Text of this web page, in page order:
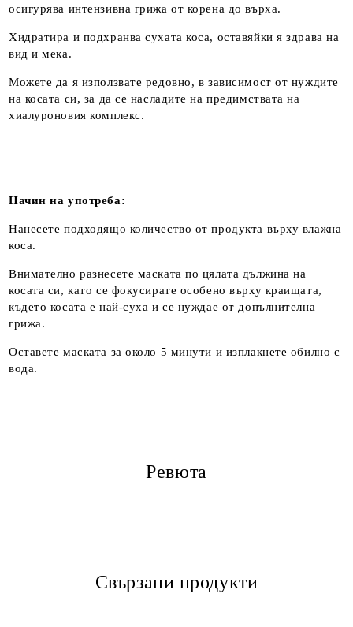
осигурява интензивна грижа от корена до върха.
Хидратира и подхранва сухата коса, оставяйки я здрава на
вид и мека.
Можете да я използвате редовно, в зависимост от нуждите
на косата си, за да се насладите на предимствата на
хиалуроновия комплекс.
Начин на употреба:
Нанесете подходящо количество от продукта върху влажна
коса.
Внимателно разнесете маската по цялата дължина на
косата си, като се фокусирате особено върху краищата,
където косата е най-суха и се нуждае от допълнителна
грижа.
Оставете маската за около 5 минути и изплакнете обилно с
вода.
Ревюта
Свързани продукти